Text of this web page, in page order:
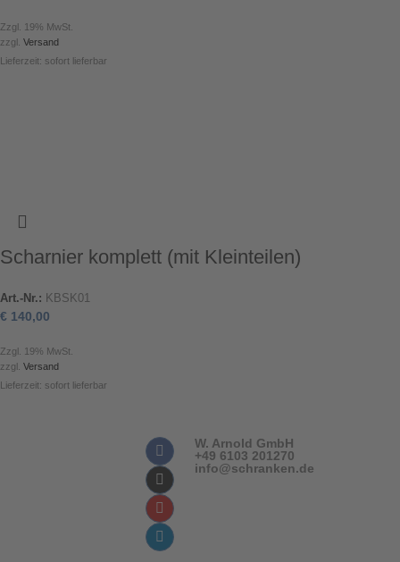
Zzgl. 19% MwSt.
zzgl. Versand
Lieferzeit: sofort lieferbar
Scharnier komplett (mit Kleinteilen)
Art.-Nr.: KBSK01
€ 140,00
Zzgl. 19% MwSt.
zzgl. Versand
Lieferzeit: sofort lieferbar
W. Arnold GmbH
+49 6103 201270
info@schranken.de